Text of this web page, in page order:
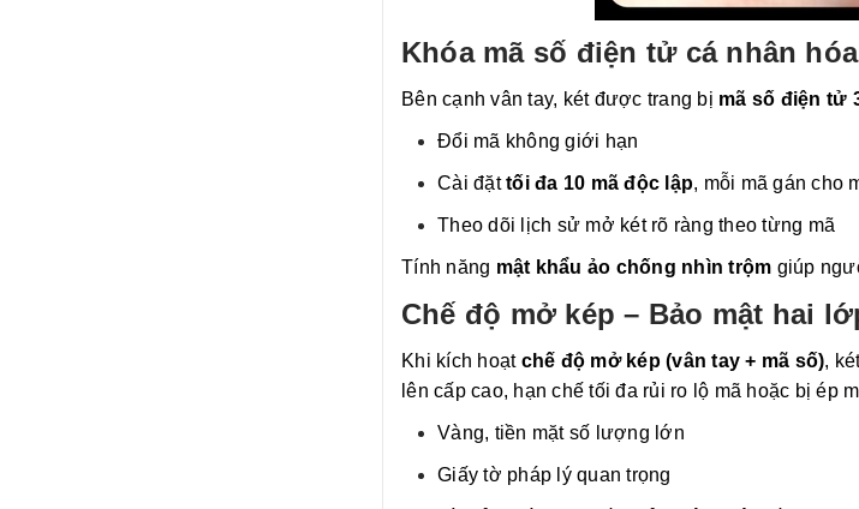
Khóa mã số điện tử cá nhân
Bên cạnh vân tay, két được trang bị mã số điện tử
Đổi mã không giới hạn
Cài đặttối đa 10 mã độc lập, mỗi mã gán cho
Theo dõi lịch sử mở két rõ ràng theo từng mã
Tính năng mật khẩu ảo chống nhìn trộm giúp
Chế độ mở kép – Bảo mật hai
Khi kích hoạt chế độ mở kép (vân tay + mã số),
lên cấp cao, hạn chế tối đa rủi ro lộ mã hoặc bị ép
Vàng, tiền mặt số lượng lớn
Giấy tờ pháp lý quan trọng